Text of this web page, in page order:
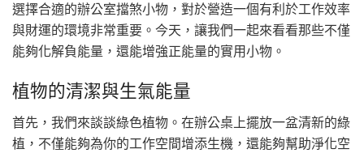
選擇合適的辦公室擋煞小物，對於營造一個有利於工作效率
與財運的環境非常重要。今天，讓我們一起來看看那些不僅
能夠化解負能量，還能增強正能量的實用小物。
植物的清潔與生氣能量
首先，我們來談談綠色植物。在辦公桌上擺放一盆清新的綠
植，不僅能夠為你的工作空間增添生機，還能夠幫助淨化空